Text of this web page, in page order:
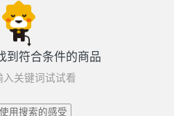
到符合条件的商品
入关键词试试看
用搜索的感受